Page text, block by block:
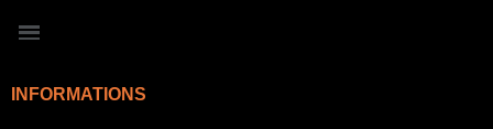
INFORMATIONS